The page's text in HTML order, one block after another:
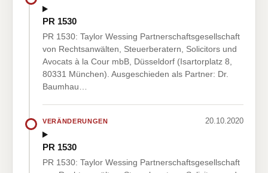
PR 1530
PR 1530: Taylor Wessing Partnerschaftsgesellschaft
von Rechtsanwälten, Steuerberatern, Solicitors und
Avocats à la Cour mbB, Düsseldorf (Isartorplatz 8,
80331 München). Ausgeschieden als Partner: Dr.
Baumhau…
VERÄNDERUNGEN 20.10.2020
PR 1530
PR 1530: Taylor Wessing Partnerschaftsgesellschaft